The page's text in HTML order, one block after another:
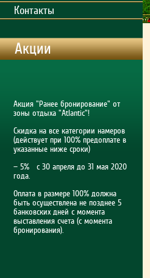
Контакты
Акции
Акция "Ранее бронирование" от
зоны отдыха "Atlantic"!
Скидка на все категории намеров
(действует при 100% предоплате в
указанные ниже сроки)
— 5% с 30 апреля до 31 мая 2020
года.
Оплата в размере 100% должна
быть осуществлена не позднее 5
банковских дней с момента
выставления счета (с момента
бронирования).